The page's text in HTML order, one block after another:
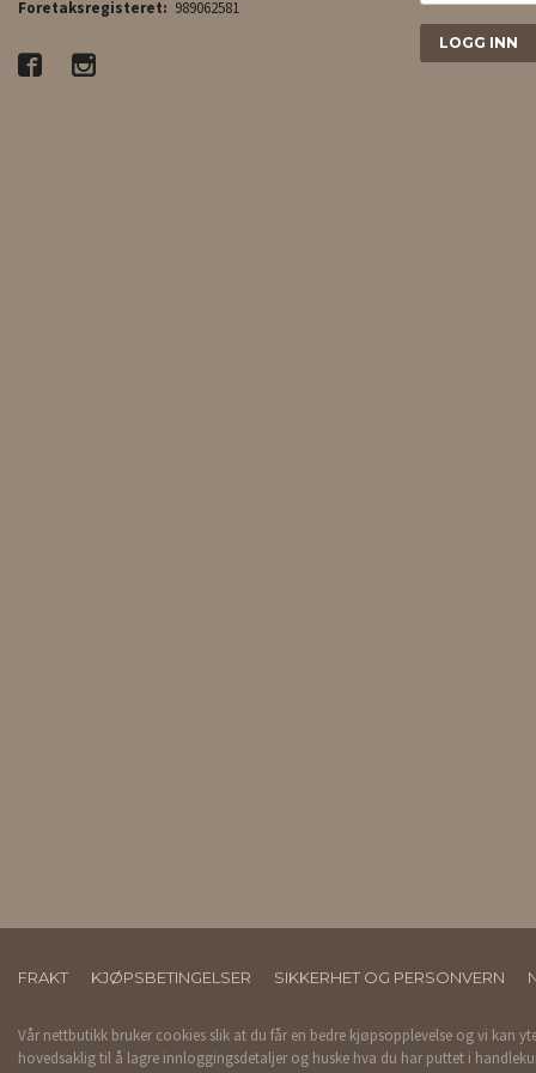
Foretaksregisteret: 989062581
FRAKT KJØPSBETINGELSER SIKKERHET OG PERSONVERN
Vår nettbutikk bruker cookies slik at du får en bedre kjøpsopplevelse og vi kan
hovedsaklig til å lagre innloggingsdetaljer og huske hva du har puttet i